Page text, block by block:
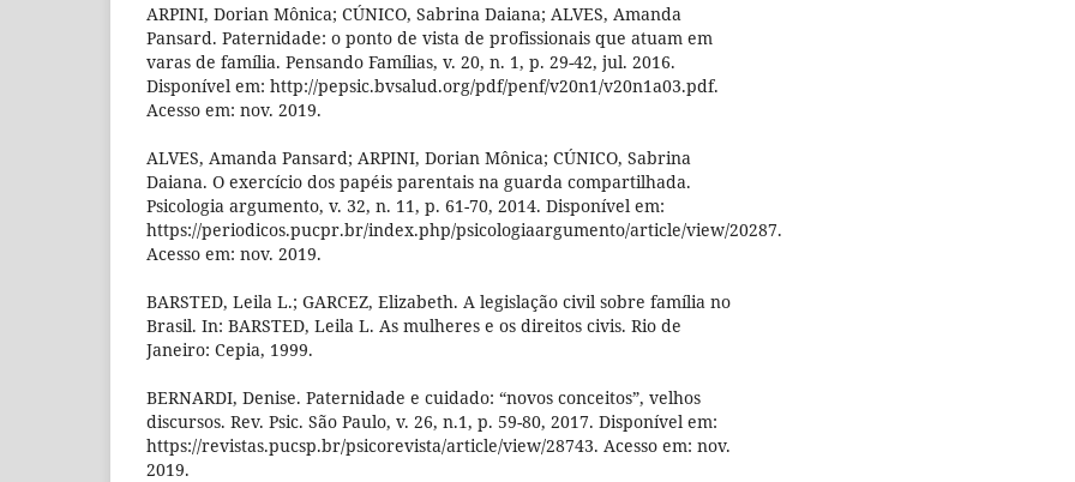
ARPINI, Dorian Mônica; CÚNICO, Sabrina Daiana; ALVES, Amanda
Pansard. Paternidade: o ponto de vista de profissionais que atuam em
varas de família. Pensando Famílias, v. 20, n. 1, p. 29-42, jul. 2016.
Disponível em: http://pepsic.bvsalud.org/pdf/penf/v20n1/v20n1a03.pdf.
Acesso em: nov. 2019.
ALVES, Amanda Pansard; ARPINI, Dorian Mônica; CÚNICO, Sabrina
Daiana. O exercício dos papéis parentais na guarda compartilhada.
Psicologia argumento, v. 32, n. 11, p. 61-70, 2014. Disponível em:
https://periodicos.pucpr.br/index.php/psicologiaargumento/article/view/20287.
Acesso em: nov. 2019.
BARSTED, Leila L.; GARCEZ, Elizabeth. A legislação civil sobre família no
Brasil. In: BARSTED, Leila L. As mulheres e os direitos civis. Rio de
Janeiro: Cepia, 1999.
BERNARDI, Denise. Paternidade e cuidado: “novos conceitos”, velhos
discursos. Rev. Psic. São Paulo, v. 26, n.1, p. 59-80, 2017. Disponível em:
https://revistas.pucsp.br/psicorevista/article/view/28743. Acesso em: nov.
2019.